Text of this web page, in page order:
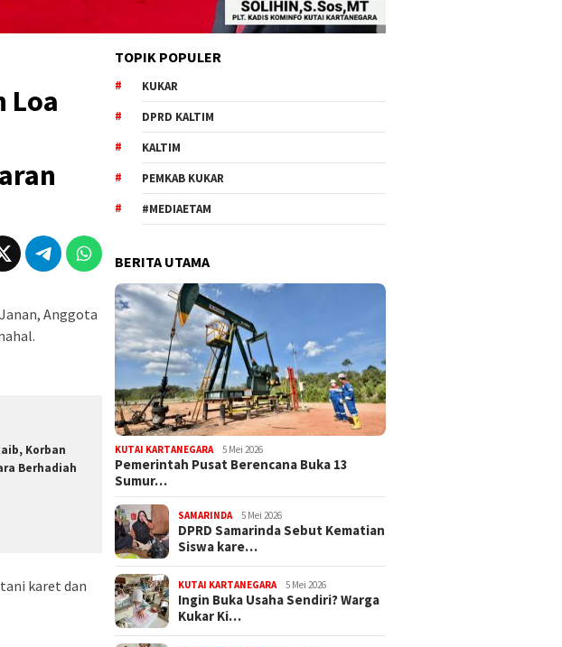
Loa
Anggota
Korban
Berhadiah
karet dan
TOPIK POPULER
KUKAR
DPRD KALTIM
KALTIM
PEMKAB KUKAR
#MEDIAETAM
BERITA UTAMA
KUTAI KARTANEGARA 5 Mei 2026
Pemerintah Pusat Berencana Buka 13
Sumur…
SAMARINDA 5 Mei 2026
DPRD Samarinda Sebut Kematian
Siswa kare…
KUTAI KARTANEGARA 5 Mei 2026
Ingin Buka Usaha Sendiri? Warga
Kukar Ki…